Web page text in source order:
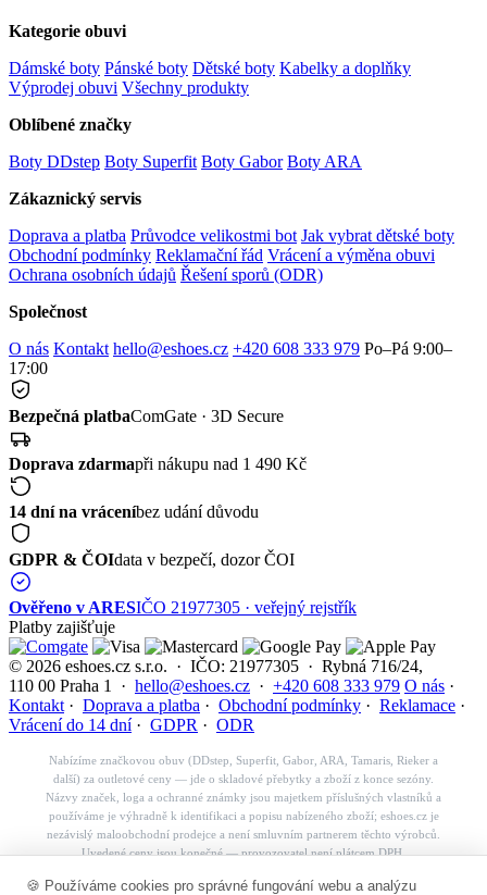
Kategorie obuvi
Dámské boty Pánské boty Dětské boty Kabelky a doplňky
Výprodej obuvi Všechny produkty
Oblíbené značky
Boty DDstep Boty Superfit Boty Gabor Boty ARA
Zákaznický servis
Doprava a platba Průvodce velikostmi bot Jak vybrat dětské boty
Obchodní podmínky Reklamační řád Vrácení a výměna obuvi
Ochrana osobních údajů Řešení sporů (ODR)
Společnost
O nás Kontakt hello@eshoes.cz +420 608 333 979 Po–Pá 9:00–
17:00
Bezpečná platbaComGate · 3D Secure
Doprava zdarmapři nákupu nad 1 490 Kč
14 dní na vráceníbez udání důvodu
GDPR & ČOIdata v bezpečí, dozor ČOI
Ověřeno v ARESIČO 21977305 · veřejný rejstřík
Platby zajišťuje
© 2026 eshoes.cz s.r.o. · IČO: 21977305 · Rybná 716/24,
110 00 Praha 1 · hello@eshoes.cz · +420 608 333 979 O nás ·
Kontakt · Doprava a platba · Obchodní podmínky · Reklamace ·
Vrácení do 14 dní· GDPR · ODR
Nabízíme značkovou obuv (DDstep, Superfit, Gabor, ARA, Tamaris, Rieker a
další) za outletové ceny — jde o skladové přebytky a zboží z konce sezóny.
Názvy značek, loga a ochranné známky jsou majetkem příslušných vlastníků a
používáme je výhradně k identifikaci a popisu nabízeného zboží; eshoes.cz je
nezávislý maloobchodní prodejce a není smluvním partnerem těchto výrobců.
Uvedené ceny jsou konečné — provozovatel není plátcem DPH.
🍪 Používáme cookies pro správné fungování webu a analýzu